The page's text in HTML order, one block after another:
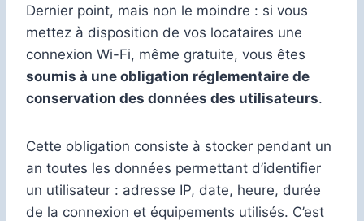
Dernier point, mais non le moindre : si vous
mettez à disposition de vos locataires une
connexion Wi-Fi, même gratuite, vous êtes
soumis à une obligation réglementaire de
conservation des données des utilisateurs.
Cette obligation consiste à stocker pendant un
an toutes les données permettant d’identifier
un utilisateur : adresse IP, date, heure, durée
de la connexion et équipements utilisés. C’est